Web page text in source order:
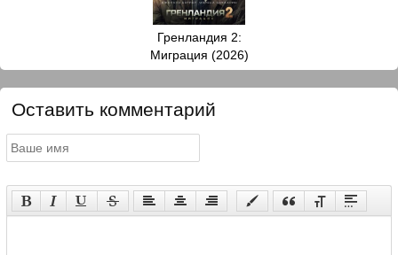
Гренландия 2:
Миграция (2026)
Оставить комментарий